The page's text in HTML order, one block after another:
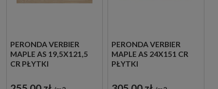
PERONDA VERBIER
MAPLE AS 19,5X121,5
CR PŁYTKI
GRESOWE
PERONDA VERBIER
MAPLE AS 24X151 CR
PŁYTKI
GRESOWE